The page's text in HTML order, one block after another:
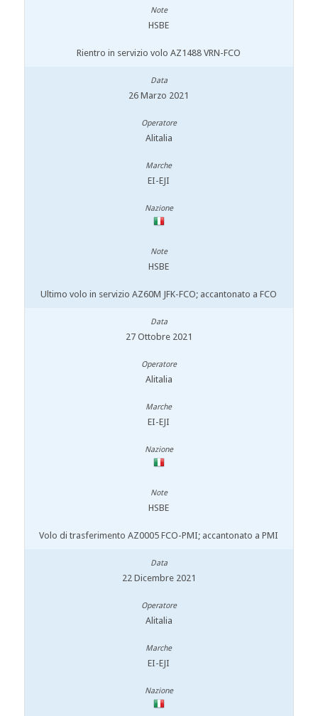
HSBE
Rientro in servizio volo AZ1488 VRN-FCO
26 Marzo 2021
Alitalia
EI-EJI
HSBE
Ultimo volo in servizio AZ60M JFK-FCO; accantonato a FCO
27 Ottobre 2021
Alitalia
EI-EJI
HSBE
Volo di trasferimento AZ0005 FCO-PMI; accantonato a PMI
22 Dicembre 2021
Alitalia
EI-EJI